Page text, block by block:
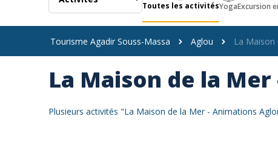
Toutes les activitésYogaExcursion
Tourisme Agadir Souss-Massa Aglou La
La Maison de la
Plusieurs activités "La Maison de la Mer - Animations